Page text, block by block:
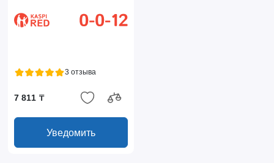
3 отзыва
7 811 ₸
Уведомить